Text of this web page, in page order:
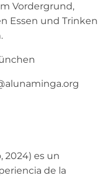
Vordergrund,
Essen und Trinken
2024) es un
de la